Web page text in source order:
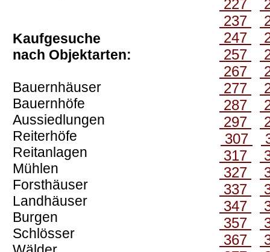
Kaufgesuche
nach Objektarten:
Bauernhäuser
Bauernhöfe
Aussiedlungen
Reiterhöfe
Reitanlagen
Mühlen
Forsthäuser
Landhäuser
Burgen
Schlösser
227
237
247
257
267
277
287
297
307
317
327
337
347
357
367